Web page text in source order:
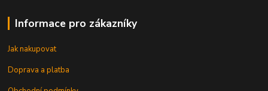
Informace pro zákazníky
Jak nakupovat
Doprava a platba